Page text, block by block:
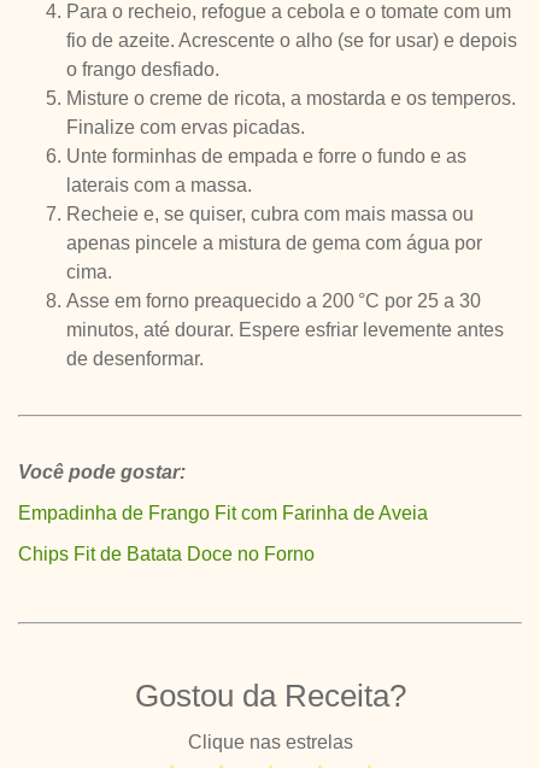
Para o recheio, refogue a cebola e o tomate com um
fio de azeite. Acrescente o alho (se for usar) e depois
o frango desfiado.
Misture o creme de ricota, a mostarda e os temperos.
Finalize com ervas picadas.
Unte forminhas de empada e forre o fundo e as
laterais com a massa.
Recheie e, se quiser, cubra com mais massa ou
apenas pincele a mistura de gema com água por
cima.
Asse em forno preaquecido a 200 °C por 25 a 30
minutos, até dourar. Espere esfriar levemente antes
de desenformar.
Você pode gostar:
Empadinha de Frango Fit com Farinha de Aveia
Chips Fit de Batata Doce no Forno
Gostou da Receita?
Clique nas estrelas